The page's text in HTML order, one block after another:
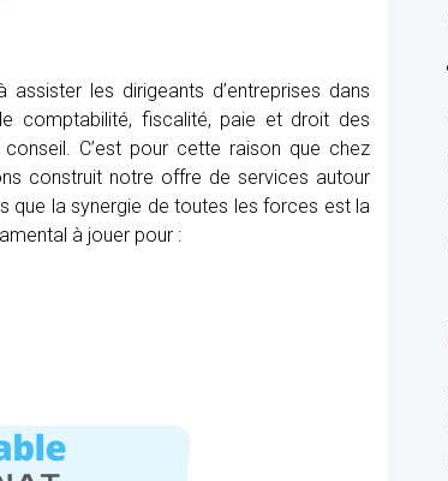
les dirigeants d’entreprises dans
comptabilité, fiscalité, paie et droit des
C’est pour cette raison que chez
construit notre offre de services autour
que la synergie de toutes les forces est la
à jouer pour :